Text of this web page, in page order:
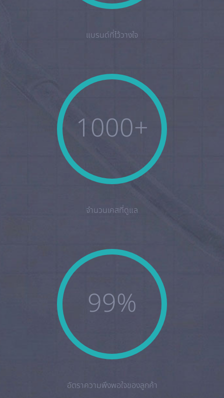
แบรนด์ที่ไว้วางใจ
1000+
จำนวนเคสที่ดูแล
99%
อัตราความพึงพอใจของลูกค้า